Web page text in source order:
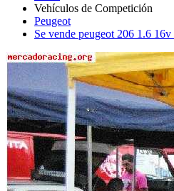
Peugeot
Se vende peugeot 206 1.6 16v